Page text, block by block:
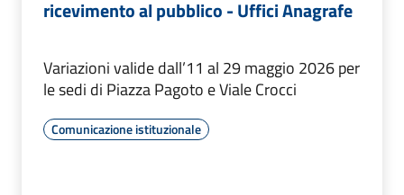
ricevimento al pubblico - Uffici Anagrafe
Variazioni valide dall’11 al 29 maggio 2026 per
le sedi di Piazza Pagoto e Viale Crocci
Comunicazione istituzionale